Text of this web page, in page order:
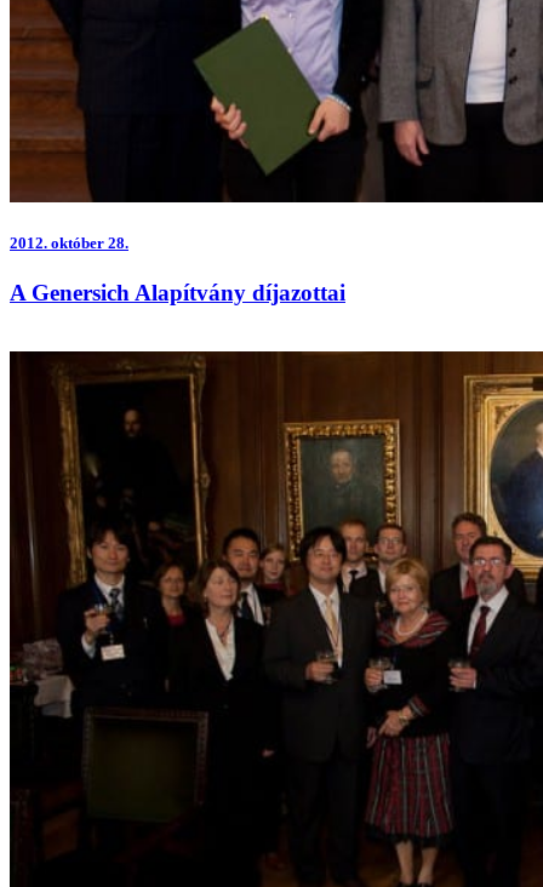
2012. október 28.
A Genersich Alapítvány díjazottai